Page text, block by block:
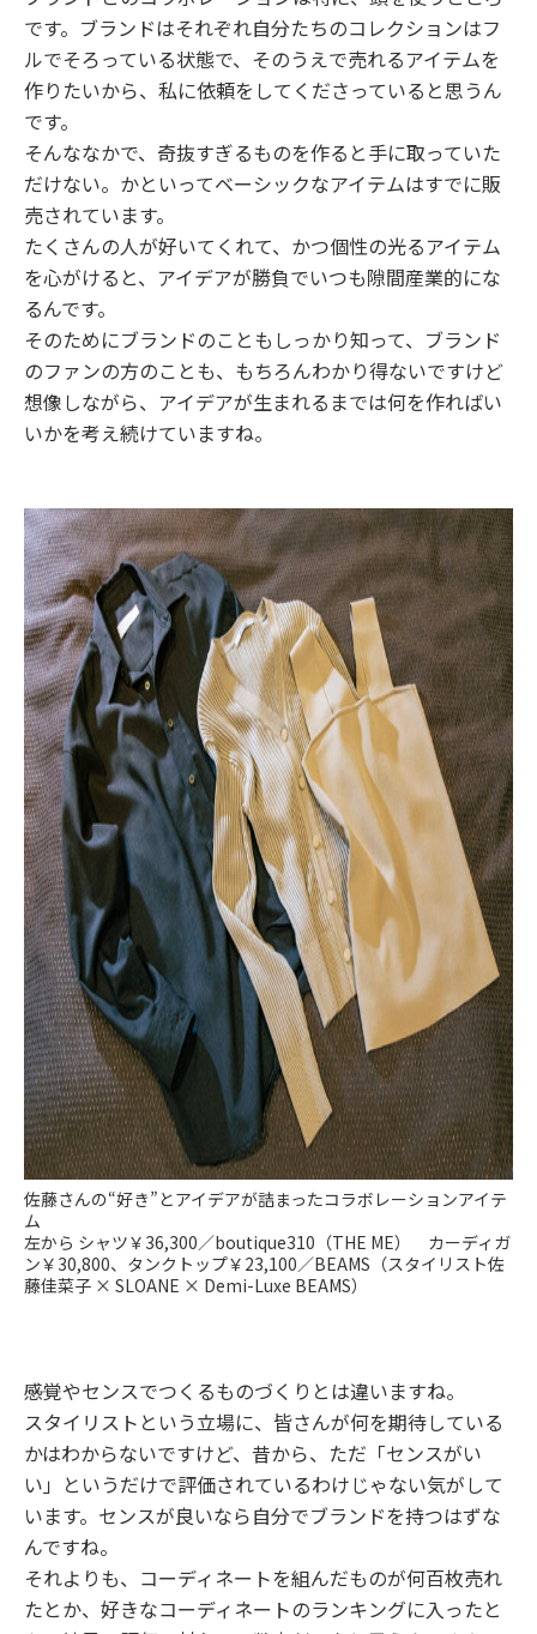
です。ブランドはそれぞれ自分たちのコレクションはフ
ルでそろっている状態で、そのうえで売れるアイテムを
作りたいから、私に依頼をしてくださっていると思うん
です。
そんななかで、奇抜すぎるものを作ると手に取っていた
だけない。かといってベーシックなアイテムはすでに販
売されています。
たくさんの人が好いてくれて、かつ個性の光るアイテム
を心がけると、アイデアが勝負でいつも隙間産業的にな
るんです。
そのためにブランドのこともしっかり知って、ブランド
のファンの方のことも、もちろんわかり得ないですけど
想像しながら、アイデアが生まれるまでは何を作ればい
いかを考え続けていますね。
佐藤さんの“好き”とアイデアが詰まったコラボレーションアイテ
ム
左から シャツ￥36,300／boutique310（THE ME） カーディガ
ン￥30,800、タンクトップ￥23,100／BEAMS（スタイリスト佐
藤佳菜子 × SLOANE × Demi-Luxe BEAMS）
――感覚やセンスでつくるものづくりとは違いますね。
スタイリストという立場に、皆さんが何を期待している
かはわからないですけど、昔から、ただ「センスがい
い」というだけで評価されているわけじゃない気がして
います。センスが良いなら自分でブランドを持つはずな
んですね。
それよりも、コーディネートを組んだものが何百枚売れ
たとか、好きなコーディネートのランキングに入ったと